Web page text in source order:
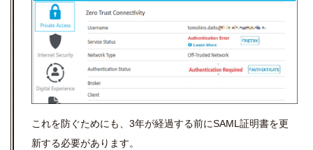
これを防ぐためにも、3年が経過する前にSAML証明書を更
新する必要があります。